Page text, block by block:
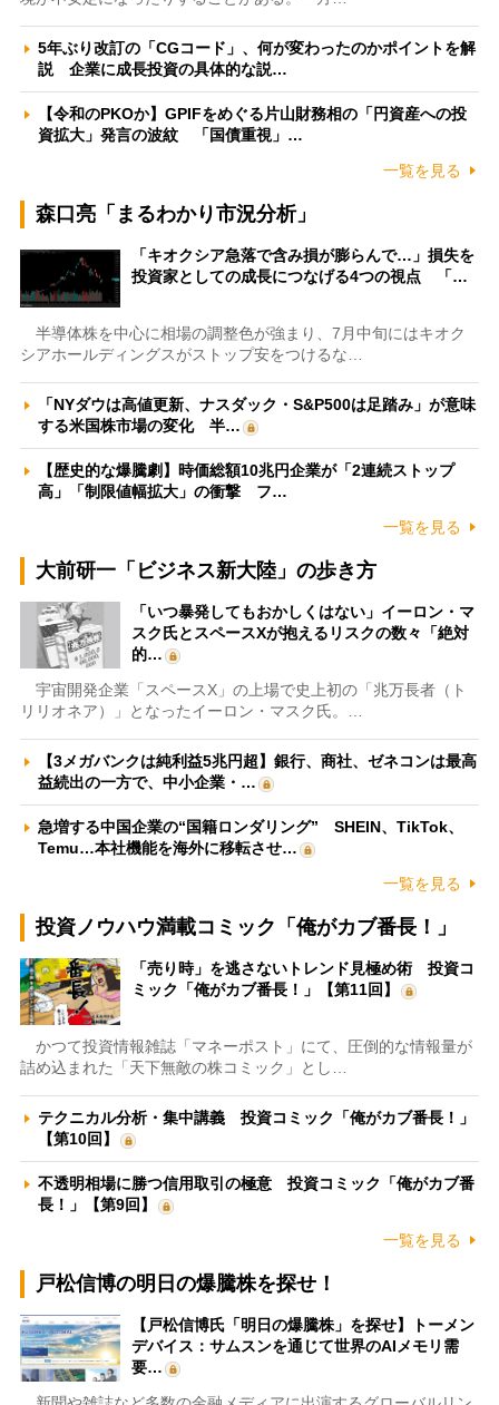
5年ぶり改訂の「CGコード」、何が変わったのかポイントを解
説 企業に成長投資の具体的な説…
【令和のPKOか】GPIFをめぐる片山財務相の「円資産への投
資拡大」発言の波紋 「国債重視」…
一覧を見る
森口亮「まるわかり市況分析」
「キオクシア急落で含み損が膨らんで…」損失を
投資家としての成長につなげる4つの視点 「…
半導体株を中心に相場の調整色が強まり、7月中旬にはキオク
シアホールディングスがストップ安をつけるな…
「NYダウは高値更新、ナスダック・S&P500は足踏み」が意味
する米国株市場の変化 半…
【歴史的な爆騰劇】時価総額10兆円企業が「2連続ストップ
高」「制限値幅拡大」の衝撃 フ…
一覧を見る
大前研一「ビジネス新大陸」の歩き方
「いつ暴発してもおかしくはない」イーロン・マ
スク氏とスペースXが抱えるリスクの数々「絶対
的…
宇宙開発企業「スペースX」の上場で史上初の「兆万長者（ト
リリオネア）」となったイーロン・マスク氏。…
【3メガバンクは純利益5兆円超】銀行、商社、ゼネコンは最高
益続出の一方で、中小企業・…
急増する中国企業の“国籍ロンダリング” SHEIN、TikTok、
Temu…本社機能を海外に移転させ…
一覧を見る
投資ノウハウ満載コミック「俺がカブ番長！」
「売り時」を逃さないトレンド見極め術 投資コ
ミック「俺がカブ番長！」【第11回】
かつて投資情報雑誌「マネーポスト」にて、圧倒的な情報量が
詰め込まれた「天下無敵の株コミック」とし…
テクニカル分析・集中講義 投資コミック「俺がカブ番長！」
【第10回】
不透明相場に勝つ信用取引の極意 投資コミック「俺がカブ番
長！」【第9回】
一覧を見る
戸松信博の明日の爆騰株を探せ！
【戸松信博氏「明日の爆騰株」を探せ】トーメン
デバイス：サムスンを通じて世界のAIメモリ需
要…